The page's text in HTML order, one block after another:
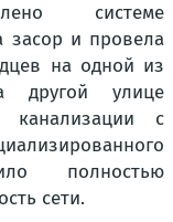
системе
засор и провела
на одной из
другой улице
канализации с
полностью
сети.